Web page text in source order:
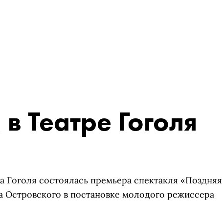
Театре Гоголя
состоялась премьера спектакля «Поздняя
Островского в постановке молодого режиссера